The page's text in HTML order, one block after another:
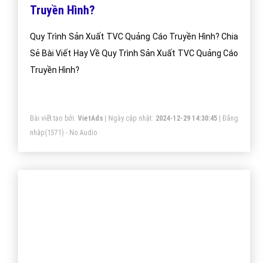
Truyền Hình?
Quy Trình Sản Xuất TVC Quảng Cáo Truyền Hình? Chia
Sẻ Bài Viết Hay Về Quy Trình Sản Xuất TVC Quảng Cáo
Truyền Hình?
Bài viết tạo bởi: VietAds| Ngày cập nhật: 2024-12-29 14:30:45|Đăng
nhập(1571) - No Audio